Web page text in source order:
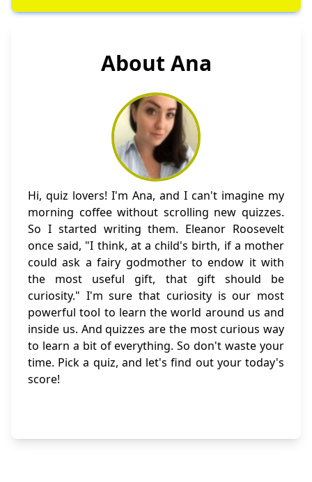
About Ana
Hi, quiz lovers! I'm Ana, and I can't imagine my
morning coffee without scrolling new quizzes.
So I started writing them. Eleanor Roosevelt
once said, "I think, at a child's birth, if a mother
could ask a fairy godmother to endow it with
the most useful gift, that gift should be
curiosity." I'm sure that curiosity is our most
powerful tool to learn the world around us and
inside us. And quizzes are the most curious way
to learn a bit of everything. So don't waste your
time. Pick a quiz, and let's find out your today's
score!